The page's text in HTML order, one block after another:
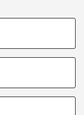
della
comportamento